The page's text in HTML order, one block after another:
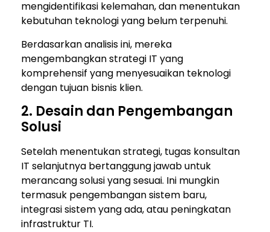
mengidentifikasi kelemahan, dan menentukan
kebutuhan teknologi yang belum terpenuhi.
Berdasarkan analisis ini, mereka
mengembangkan strategi IT yang
komprehensif yang menyesuaikan teknologi
dengan tujuan bisnis klien.
2. Desain dan Pengembangan
Solusi
Setelah menentukan strategi, tugas konsultan
IT selanjutnya bertanggung jawab untuk
merancang solusi yang sesuai. Ini mungkin
termasuk pengembangan sistem baru,
integrasi sistem yang ada, atau peningkatan
infrastruktur TI.